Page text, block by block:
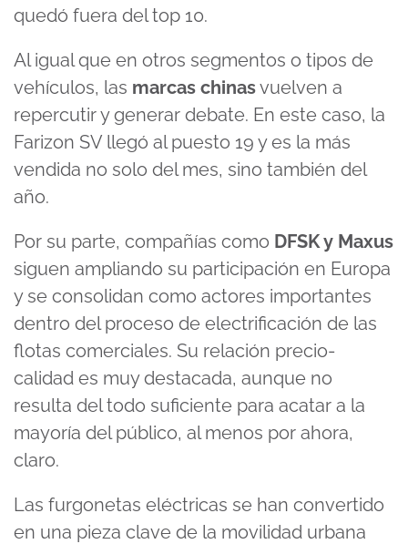
quedó fuera del top 10.
Al igual que en otros segmentos o tipos de
vehículos, las marcas chinasvuelven a
repercutir y generar debate. En este caso, la
Farizon SV llegó al puesto 19 y es la más
vendida no solo del mes, sino también del
año.
Por su parte, compañías como DFSK y Maxus
siguen ampliando su participación en Europa
y se consolidan como actores importantes
dentro del proceso de electrificación de las
flotas comerciales. Su relación precio-
calidad es muy destacada, aunque no
resulta del todo suficiente para acatar a la
mayoría del público, al menos por ahora,
claro.
Las furgonetas eléctricas se han convertido
en una pieza clave de la movilidad urbana